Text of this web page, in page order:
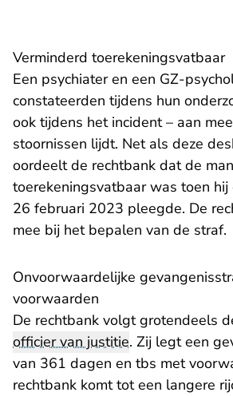
Verminderd toerekeningsvatbaar
Een psychiater en een GZ-
constateerden tijdens hun
ook tijdens het incident – aan
stoornissen lijdt. Net als deze
oordeelt de rechtbank dat de
toerekeningsvatbaar was toen
26 februari 2023 pleegde. De
mee bij het bepalen van de straf.
Onvoorwaardelijke
voorwaarden
De rechtbank volgt grotendeels
officier van justitie. Zij legt een
van 361 dagen en tbs met
rechtbank komt tot een langere